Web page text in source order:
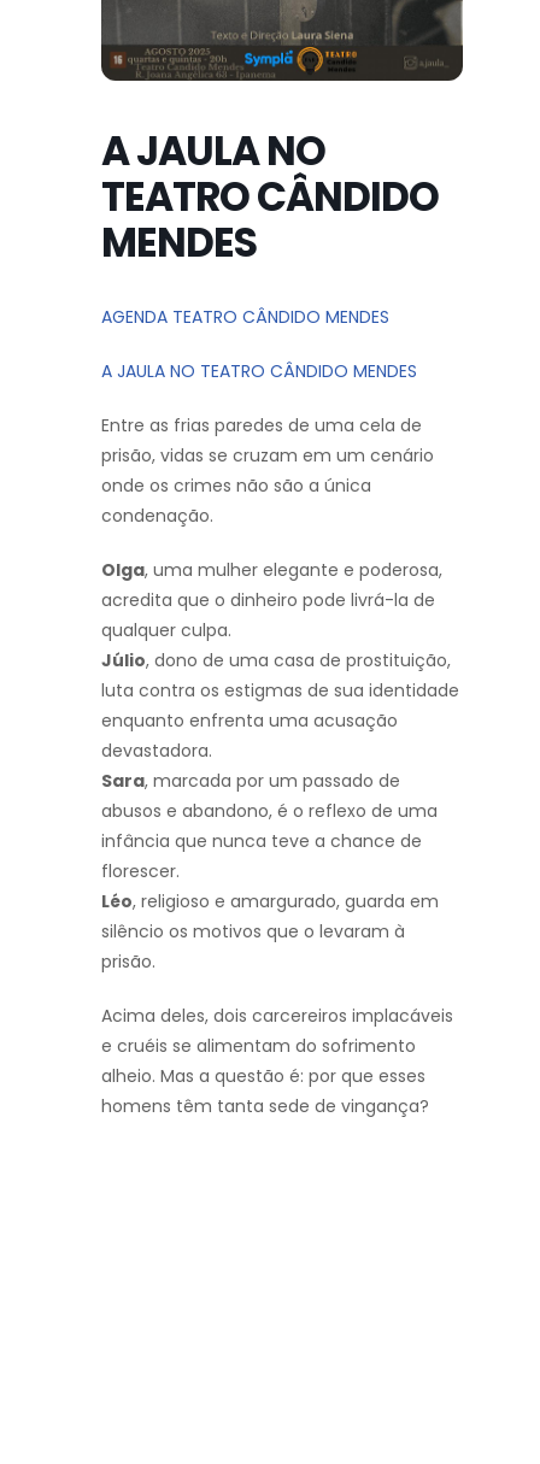
A JAULA NO
TEATRO CÂNDIDO
MENDES
AGENDA TEATRO CÂNDIDO MENDES
A JAULA NO TEATRO CÂNDIDO MENDES
Entre as frias paredes de uma cela de
prisão, vidas se cruzam em um cenário
onde os crimes não são a única
condenação.
Olga, uma mulher elegante e poderosa,
acredita que o dinheiro pode livrá-la de
qualquer culpa.
Júlio, dono de uma casa de prostituição,
luta contra os estigmas de sua identidade
enquanto enfrenta uma acusação
devastadora.
Sara, marcada por um passado de
abusos e abandono, é o reflexo de uma
infância que nunca teve a chance de
florescer.
Léo, religioso e amargurado, guarda em
silêncio os motivos que o levaram à
prisão.
Acima deles, dois carcereiros implacáveis
e cruéis se alimentam do sofrimento
alheio. Mas a questão é: por que esses
homens têm tanta sede de vingança?